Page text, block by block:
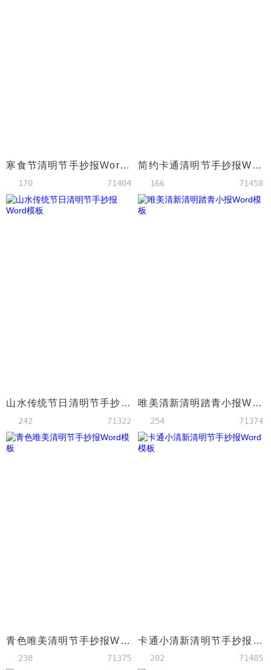
寒食节清明节手抄报Word模板
170 71404
简约卡通清明节手抄报Word模板
166 71458
山水传统节日清明节手抄报Word模板
242 71322
唯美清新清明踏青小报Word模板
254 71374
青色唯美清明节手抄报Word模板
238 71375
卡通小清新清明节手抄报Word模板
202 71485